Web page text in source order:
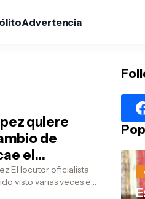
Advertencia
quiere
de
el
visto varias veces en
García y todo ind...